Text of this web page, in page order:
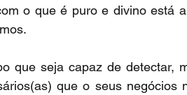
o que é puro e divino está
que seja capaz de detectar,
que o seus negócios